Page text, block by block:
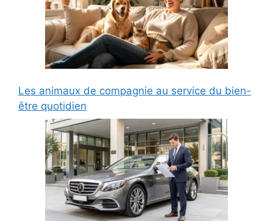
Les animaux de compagnie au service du bien-
être quotidien